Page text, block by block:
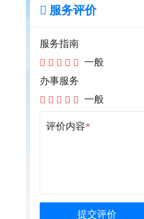
服务评价
服务指南
一般
办事服务
一般
评价内容*
提交评价